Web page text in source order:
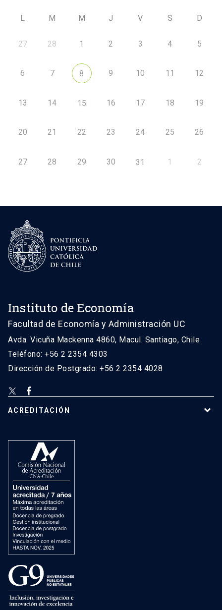
L M M J V S D
27 28 1 2 3 4 5
6 7 8 9 10 11 12
13 14 15 16 17 18 19
20 21 22 23 24 25 26
27 28 29 30 31 1 2
Instituto de Economía
Facultad de Economía y Administración UC
Avda. Vicuña Mackenna 4860, Macul. Santiago, Chile
Teléfono: +56 2 2354 4303
Dirección de Postgrado: +56 2 2354 4028
ACREDITACIÓN